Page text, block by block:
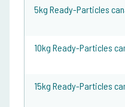
5kg Ready-Particles
10kg Ready-Particles
15kg Ready-Particles